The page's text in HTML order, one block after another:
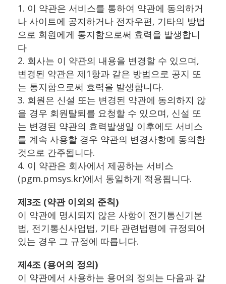
1. 이 약관은 서비스를 통하여 약관에 동의하거
나 사이트에 공지하거나 전자우편, 기타의 방법
으로 회원에게 통지함으로써 효력을 발생합니
다
2. 회사는 이 약관의 내용을 변경할 수 있으며,
변경된 약관은 제1항과 같은 방법으로 공지 또
는 통지함으로써 효력을 발생합니다.
3. 회원은 신설 또는 변경된 약관에 동의하지 않
을 경우 회원탈퇴를 요청할 수 있으며, 신설 또
는 변경된 약관의 효력발생일 이후에도 서비스
를 계속 사용할 경우 약관의 변경사항에 동의한
것으로 간주됩니다.
4. 이 약관은 회사에서 제공하는 서비스
(pgm.pmsys.kr)에서 동일하게 적용됩니다.
제3조 (약관 이외의 준칙)
이 약관에 명시되지 않은 사항이 전기통신기본
법, 전기통신사업법, 기타 관련법령에 규정되어
있는 경우 그 규정에 따릅니다.
제4조 (용어의 정의)
이 약관에서 사용하는 용어의 정의는 다음과 같